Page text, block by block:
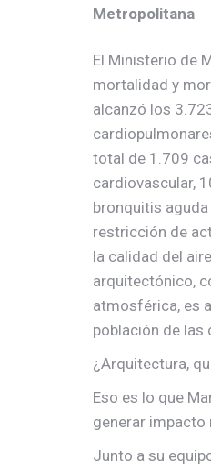
Metropolitana
El Ministerio de
mortalidad y
alcanzó los
total de 1.709
cardiovascular,
bronquitis
restricción de
la calidad del
arquitectónico,
atmosférica, es
población de las
¿Arquitectura,
Eso es lo que
generar impacto
Junto a su